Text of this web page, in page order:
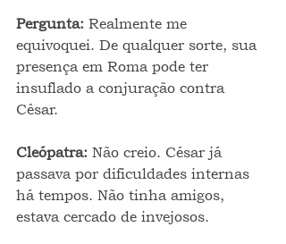
Pergunta: Realmente me
equivoquei. De qualquer sorte, sua
presença em Roma pode ter
insuflado a conjuração contra
César.
Cleópatra: Não creio. César já
passava por dificuldades internas
há tempos. Não tinha amigos,
estava cercado de invejosos.